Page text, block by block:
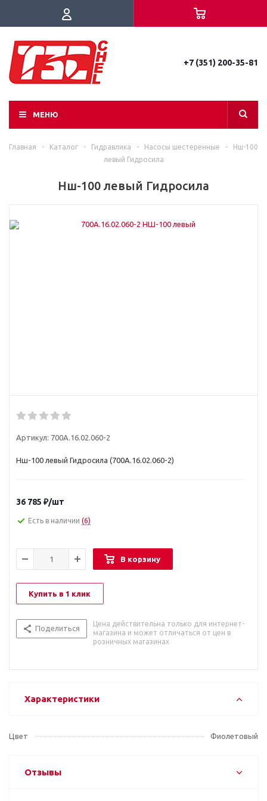
+7 (351) 200-35-81
МЕНЮ
Главная - Каталог - Гидравлика - Насосы шестеренные -
Нш-100
левый Гидросила
Нш-100 левый Гидросила
Артикул: 700А.16.02.060-2
Нш-100 левый Гидросила (700А.16.02.060-2)
36 785 ₽/шт
Есть в наличии (6)
В корзину
Купить в 1 клик
Поделиться
Цена действительна только для интернет-
магазина и может отличаться от цен в
розничных магазинах
Характеристики
Цвет Фиолетовый
Отзывы